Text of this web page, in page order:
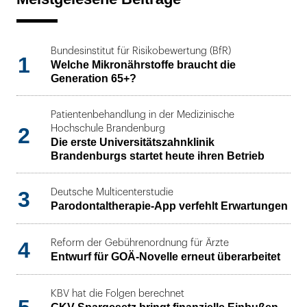
1
Bundesinstitut für Risikobewertung (BfR)
Welche Mikronährstoffe braucht die
Generation 65+?
2
Patientenbehandlung in der Medizinische
Hochschule Brandenburg
Die erste Universitätszahnklinik
Brandenburgs startet heute ihren Betrieb
3 Deutsche Multicenterstudie
Parodontaltherapie-App verfehlt Erwartungen
4 Reform der Gebührenordnung für Ärzte
Entwurf für GOÄ-Novelle erneut überarbeitet
KBV hat die Folgen berechnet